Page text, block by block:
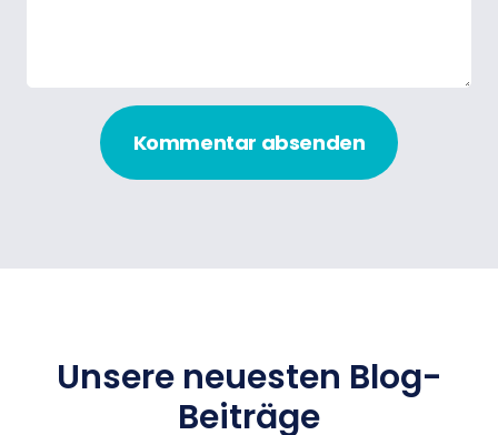
Kommentar absenden
Unsere neuesten Blog-
Beiträge